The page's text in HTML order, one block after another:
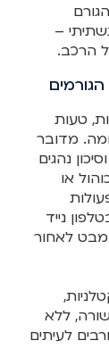
–
הרכב.
טעות
מדובר
נהגים
או
נייד
לאחור
ללא
לעיתים